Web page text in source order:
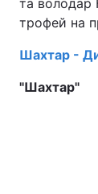
Контакти
Послуги
та володар
трофей на
Шахтар -
"Шахтар"